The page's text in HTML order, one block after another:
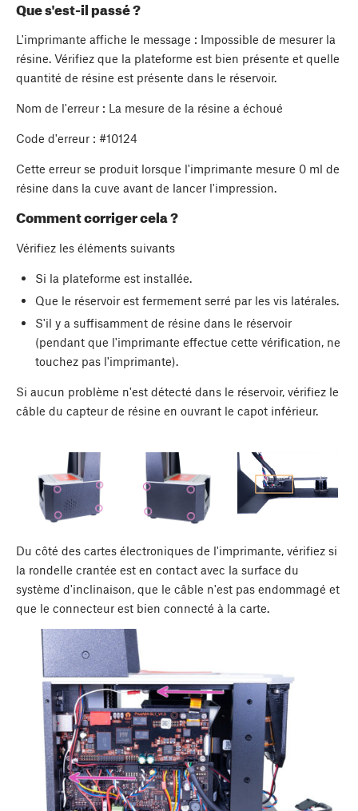
Que s'est-il passé ?
L'imprimante affiche le message : Impossible de mesurer la
résine. Vérifiez que la plateforme est bien présente et quelle
quantité de résine est présente dans le réservoir.
Nom de l'erreur : La mesure de la résine a échoué
Code d'erreur : #10124
Cette erreur se produit lorsque l'imprimante mesure 0 ml de
résine dans la cuve avant de lancer l'impression.
Comment corriger cela ?
Vérifiez les éléments suivants
Si la plateforme est installée.
Que le réservoir est fermement serré par les vis latérales.
S'il y a suffisamment de résine dans le réservoir
(pendant que l'imprimante effectue cette vérification, ne
touchez pas l'imprimante).
Si aucun problème n'est détecté dans le réservoir, vérifiez le
câble du capteur de résine en ouvrant le capot inférieur.
Du côté des cartes électroniques de l'imprimante, vérifiez si
la rondelle crantée est en contact avec la surface du
système d'inclinaison, que le câble n'est pas endommagé et
que le connecteur est bien connecté à la carte.